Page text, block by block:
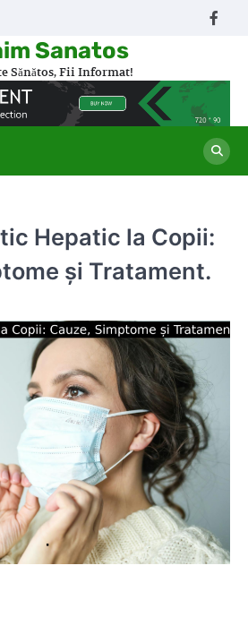
Sanatos
Sănătos, Fii Informat!
Hepatic la Copii:
și Tratament.